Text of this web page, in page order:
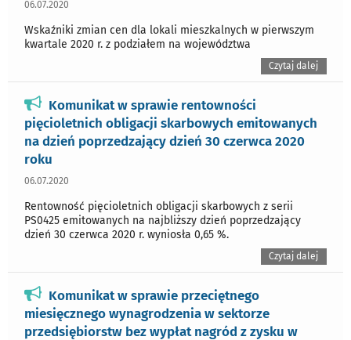
06.07.2020
Wskaźniki zmian cen dla lokali mieszkalnych w pierwszym
kwartale 2020 r. z podziałem na województwa
Czytaj dalej
Komunikat w sprawie rentowności
pięcioletnich obligacji skarbowych emitowanych
na dzień poprzedzający dzień 30 czerwca 2020
roku
06.07.2020
Rentowność pięcioletnich obligacji skarbowych z serii
PS0425 emitowanych na najbliższy dzień poprzedzający
dzień 30 czerwca 2020 r. wyniosła 0,65 %.
Czytaj dalej
Komunikat w sprawie przeciętnego
miesięcznego wynagrodzenia w sektorze
przedsiębiorstw bez wypłat nagród z zysku w